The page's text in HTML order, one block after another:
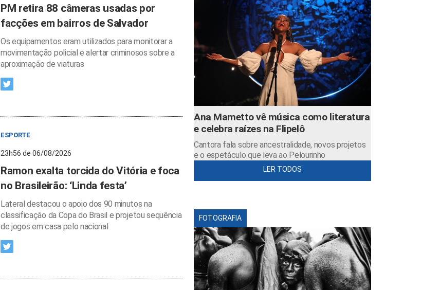
Ana Mametto vê música como literatura
e celebra raízes na Flipelô
Cantora fala sobre ancestralidade, novos projetos
e o espetáculo que leva ao Pelourinho
LER TODOS
FOTOGRAFIA
PM retira 88 câmeras usadas por
facções em bairros de Salvador
Os equipamentos eram utilizados para monitorar a
movimentação policial e alertar criminosos sobre a
aproximação de viaturas
ESPORTE
23h56 de 06/08/2026
Ramon exalta torcida do Vitória e foca
no Brasileirão: ‘Linda festa’
Lateral destacou o apoio dos 90 minutos na
classificação da Copa do Brasil e projetou sequência
de jogos em casa pelo nacional